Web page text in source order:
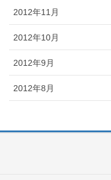
2012年11月
2012年10月
2012年9月
2012年8月